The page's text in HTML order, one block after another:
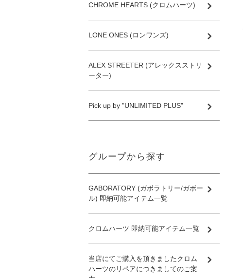
CHROME HEARTS (クロムハーツ)
LONE ONES (ロンワンズ)
ALEX STREETER (アレックスストリ
ーター)
Pick up by "UNLIMITED PLUS"
グループから探す
GABORATORY (ガボラトリー/ガボー
ル) 即納可能アイテム一覧
クロムハーツ 即納可能アイテム一覧
当店にてご購入を頂きましたクロム
ハーツのリペアにつきましてのご案